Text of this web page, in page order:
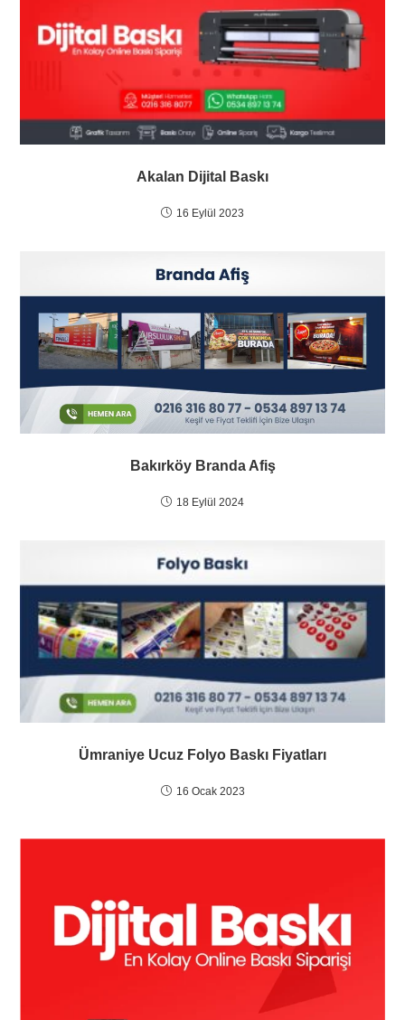
Akalan Dijital Baskı
16 Eylül 2023
Bakırköy Branda Afiş
18 Eylül 2024
Ümraniye Ucuz Folyo Baskı Fiyatları
16 Ocak 2023